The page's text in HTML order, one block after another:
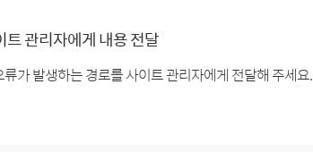
트 관리자에게 내용 전달
류가 발생하는 경로를 사이트 관리자에게 전달해 주세요.